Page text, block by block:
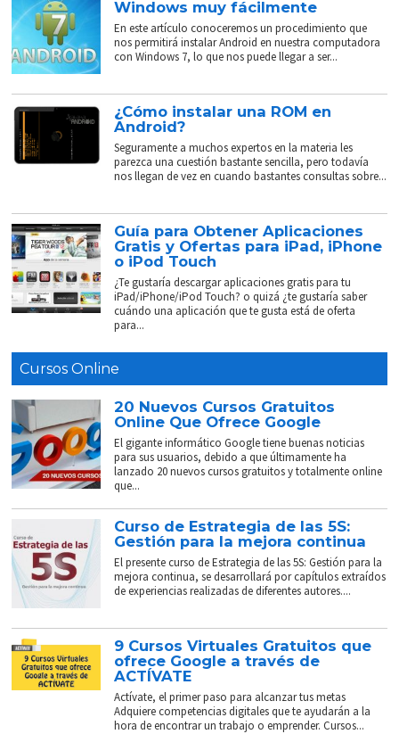
Windows muy fácilmente
En este artículo conoceremos un procedimiento que
nos permitirá instalar Android en nuestra computadora
con Windows 7, lo que nos puede llegar a ser...
¿Cómo instalar una ROM en
Android?
Seguramente a muchos expertos en la materia les
parezca una cuestión bastante sencilla, pero todavía
nos llegan de vez en cuando bastantes consultas sobre...
Guía para Obtener Aplicaciones
Gratis y Ofertas para iPad, iPhone
o iPod Touch
¿Te gustaría descargar aplicaciones gratis para tu
iPad/iPhone/iPod Touch? o quizá ¿te gustaría saber
cuándo una aplicación que te gusta está de oferta
para...
Cursos Online
20 Nuevos Cursos Gratuitos
Online Que Ofrece Google
El gigante informático Google tiene buenas noticias
para sus usuarios, debido a que últimamente ha
lanzado 20 nuevos cursos gratuitos y totalmente online
que...
Curso de Estrategia de las 5S:
Gestión para la mejora continua
El presente curso de Estrategia de las 5S: Gestión para la
mejora continua, se desarrollará por capítulos extraídos
de experiencias realizadas de diferentes autores....
9 Cursos Virtuales Gratuitos que
ofrece Google a través de
ACTÍVATE
Actívate, el primer paso para alcanzar tus metas
Adquiere competencias digitales que te ayudarán a la
hora de encontrar un trabajo o emprender. Cursos...